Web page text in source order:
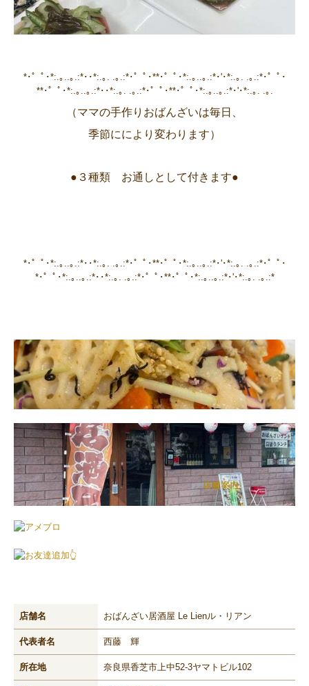
*･゜ﾟ･*:.｡..｡.:*･･*:.｡. .｡.:*･゜ﾟ･**･゜ﾟ･*:.｡..｡.:*･'･*:.｡. .｡.:*･゜ﾟ･
**･゜ﾟ･*:.｡..｡.:*･･*:.｡. .｡.:*･゜ﾟ･**･゜ﾟ･*:.｡..｡.:*･'･*:.｡. .｡.
（ママの手作りおばんざいは毎日、
季節ににより変わります）
●３種類 お通しとして付きます●
*･゜ﾟ･*:.｡..｡.:*･･*:.｡. .｡.:*･゜ﾟ･**･゜ﾟ･*:.｡..｡.:*･'･*:.｡. .｡.:*･゜ﾟ･
*･゜ﾟ･*:.｡..｡.:*･･*:.｡. .｡.:*･゜ﾟ･**･゜ﾟ･*:.｡..｡.:*･'･*:.｡. .｡.:*
店舗案内
店舗名 おばんざい居酒屋 Le Lienル・リアン
代表者名 西藤 輝
所在地 奈良県香芝市上中52-3ヤマトビル102